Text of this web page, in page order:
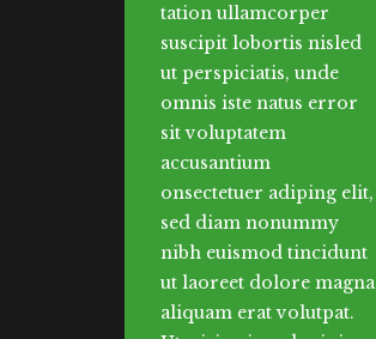
tation ullamcorper
suscipit lobortis nisled
ut perspiciatis, unde
omnis iste natus error
sit voluptatem
accusantium
onsectetuer adiping elit,
sed diam nonummy
nibh euismod tincidunt
ut laoreet dolore magna
aliquam erat volutpat.